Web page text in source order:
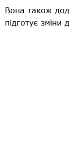
Вона також
підготує зміни